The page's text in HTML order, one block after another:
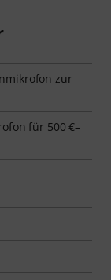
zur
für 500 €–